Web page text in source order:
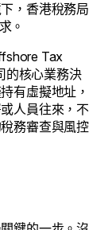
，香港稅務局
。
Tax
的核心業務決
有虛擬地址，
人員往來，不
務審查與風控